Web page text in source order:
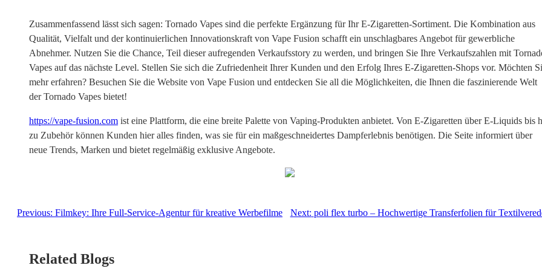
Zusammenfassend lässt sich sagen: Tornado Vapes sind die perfekte Ergänzung für Ihr E-Zigaretten-Sortiment. Die Kombination aus
Qualität, Vielfalt und der kontinuierlichen Innovationskraft von Vape Fusion schafft ein unschlagbares Angebot für gewerbliche
Abnehmer. Nutzen Sie die Chance, Teil dieser aufregenden Verkaufsstory zu werden, und bringen Sie Ihre Verkaufszahlen mit
Vapes auf das nächste Level. Stellen Sie sich die Zufriedenheit Ihrer Kunden und den Erfolg Ihres E-Zigaretten-Shops vor. Möchten
mehr erfahren? Besuchen Sie die Website von Vape Fusion und entdecken Sie all die Möglichkeiten, die Ihnen die faszinierende Welt
der Tornado Vapes bietet!
https://vape-fusion.com ist eine Plattform, die eine breite Palette von Vaping-Produkten anbietet. Von E-Zigaretten über E-Liquids bis
zu Zubehör können Kunden hier alles finden, was sie für ein maßgeschneidertes Dampferlebnis benötigen. Die Seite informiert über
neue Trends, Marken und bietet regelmäßig exklusive Angebote.
Previous: Filmkey: Ihre Full-Service-Agentur für kreative Werbefilme Next: poli flex turbo – Hochwertige Transferfolien für
Related Blogs